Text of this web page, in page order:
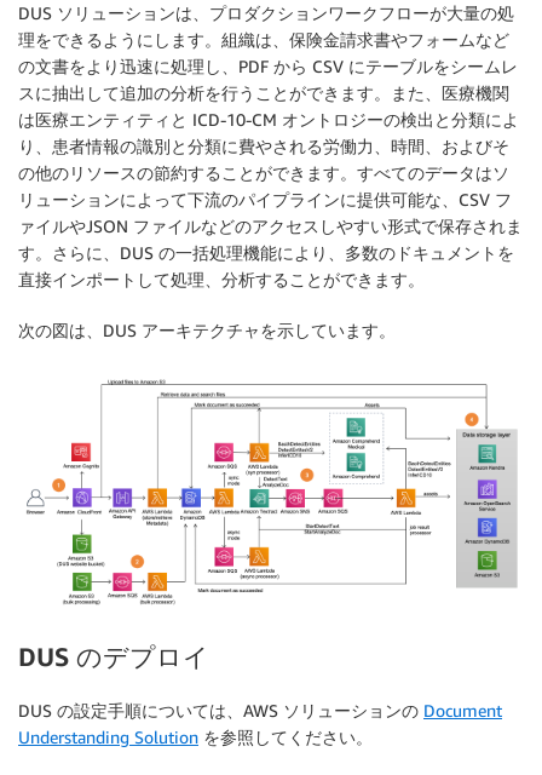
DUS ソリューションは、プロダクションワークフローが大量の処
理をできるようにします。組織は、保険金請求書やフォームなど
の文書をより迅速に処理し、PDF から CSV にテーブルをシームレ
スに抽出して追加の分析を行うことができます。また、医療機関
は医療エンティティと ICD-10-CM オントロジーの検出と分類によ
り、患者情報の識別と分類に費やされる労働力、時間、およびそ
の他のリソースの節約することができます。すべてのデータはソ
リューションによって下流のパイプラインに提供可能な、CSV フ
ァイルやJSON ファイルなどのアクセスしやすい形式で保存されま
す。さらに、DUS の一括処理機能により、多数のドキュメントを
直接インポートして処理、分析することができます。
次の図は、DUS アーキテクチャを示しています。
DUS のデプロイ
DUS の設定手順については、AWS ソリューションの Document
Understanding Solution を参照してください。